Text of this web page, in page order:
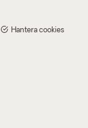
Hantera cookies